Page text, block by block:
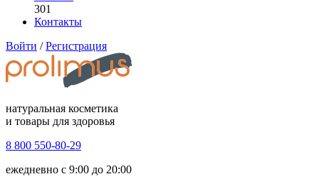
301
Контакты
Войти / Регистрация
натуральная косметика
и товары для здоровья
8 800 550-80-29
ежедневно с 9:00 до 20:00